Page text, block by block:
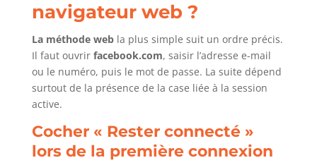
navigateur web ?
La méthode webla plus simple suit un ordre précis.
Il faut ouvrir facebook.com, saisir l’adresse e-mail
ou le numéro, puis le mot de passe. La suite dépend
surtout de la présence de la case liée à la session
active.
Cocher « Rester connecté »
lors de la première connexion